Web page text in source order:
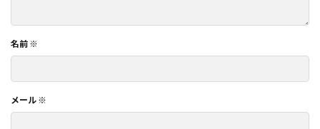
名前 ※
メール ※